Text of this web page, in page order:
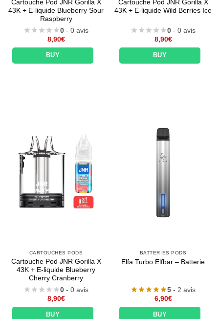
Cartouche Pod JNR Gorilla X
43K + E-liquide Blueberry Sour
Raspberry
0 - 0 avis
8,90€
BUY
Cartouche Pod JNR Gorilla X
43K + E-liquide Wild Berries Ice
0 - 0 avis
8,90€
BUY
CARTOUCHES PODS
Cartouche Pod JNR Gorilla X
43K + E-liquide Blueberry
Cherry Cranberry
0 - 0 avis
8,90€
BUY
BATTERIES PODS
Elfa Turbo Elfbar – Batterie
5 - 2 avis
6,90€
BUY
Appliquer les filtres